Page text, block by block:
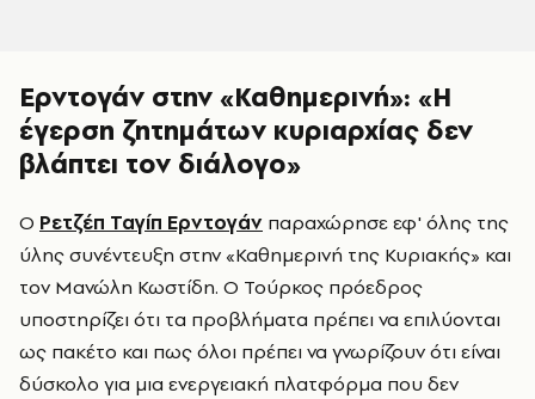
Ερντογάν στην «Καθημερινή»: «Η
έγερση ζητημάτων κυριαρχίας δεν
βλάπτει τον διάλογο»
Ο Ρετζέπ Ταγίπ Ερντογάν παραχώρησε εφ' όλης της
ύλης συνέντευξη στην «Καθημερινή της Κυριακής» και
τον Μανώλη Κωστίδη. Ο Τούρκος πρόεδρος
υποστηρίζει ότι τα προβλήματα πρέπει να επιλύονται
ως πακέτο και πως όλοι πρέπει να γνωρίζουν ότι είναι
δύσκολο για μια ενεργειακή πλατφόρμα που δεν